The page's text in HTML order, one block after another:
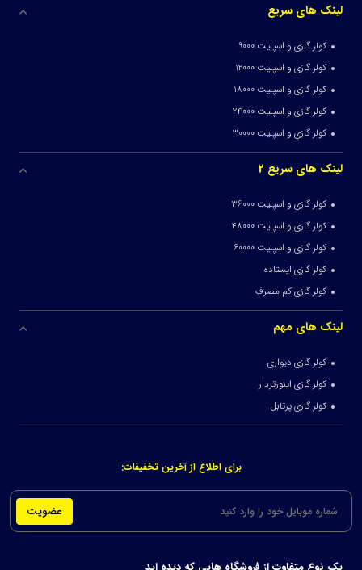
لینک های سریع
کولر گازی و اسپلیت 9000
کولر گازی و اسپلیت 12000
کولر گازی و اسپلیت 18000
کولر گازی و اسپلیت 24000
کولر گازی و اسپلیت 30000
لینک های سریع 2
کولر گازی و اسپلیت 36000
کولر گازی و اسپلیت 48000
کولر گازی و اسپلیت 60000
کولر گازی ایستاده
کولر گازی کم مصرف
لینک های مهم
کولر گازی دیواری
کولر گازی اینورتردار
کولر گازی پرتابل
برای اطلاع از آخرین تخفیفات:
عضویت